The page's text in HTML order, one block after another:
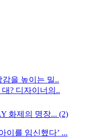
을 높이는 밀..
? 디자이너의..
화제의 명장... (2)
이를 임신했다’ ...